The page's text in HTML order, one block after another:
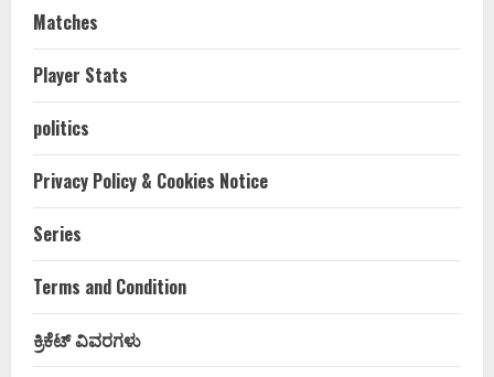
Matches
Player Stats
politics
Privacy Policy & Cookies Notice
Series
Terms and Condition
ಕ್ರಿಕೆಟ್ ವಿವರಗಳು